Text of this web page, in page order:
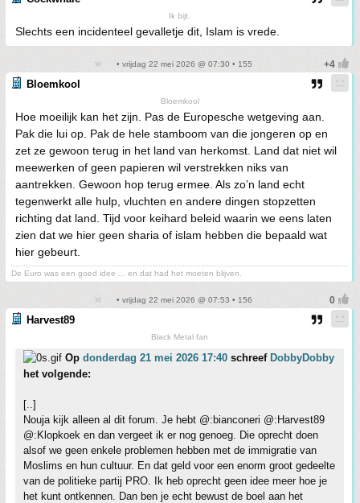
Ik bijt.
Slechts een incidenteel gevalletje dit, Islam is vrede.
• vrijdag 22 mei 2026 @ 07:30 • 155
Bloemkool
Bloemkool
Hoe moeilijk kan het zijn. Pas de Europesche wetgeving aan.
Pak die lui op. Pak de hele stamboom van die jongeren op en
zet ze gewoon terug in het land van herkomst. Land dat niet wil
meewerken of geen papieren wil verstrekken niks van
aantrekken. Gewoon hop terug ermee. Als zo’n land echt
tegenwerkt alle hulp, vluchten en andere dingen stopzetten
richting dat land. Tijd voor keihard beleid waarin we eens laten
zien dat we hier geen sharia of islam hebben die bepaald wat
hier gebeurt.
De Euro was een goed idee ... en dat had het moeten blijven.
• vrijdag 22 mei 2026 @ 07:53 • 156
Harvest89
Black Metal fan
Op donderdag 21 mei 2026 17:40 schreef DobbyDobby
het volgende:
[..]
Nouja kijk alleen al dit forum. Je hebt @:bianconeri @:Harvest89
@:Klopkoek en dan vergeet ik er nog genoeg. Die oprecht doen
alsof we geen enkele problemen hebben met de immigratie van
Moslims en hun cultuur. En dat geld voor een enorm groot gedeelte
van de politieke partij PRO. Ik heb oprecht geen idee meer hoe je
het kunt ontkennen. Dan ben je echt bewust de boel aan het